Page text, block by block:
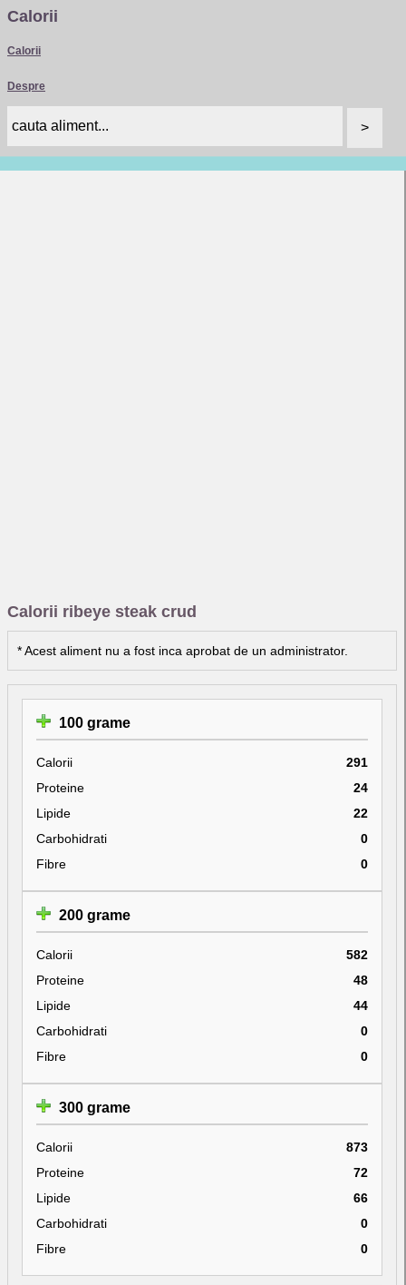
Calorii
Calorii
Despre
Calorii ribeye steak crud
* Acest aliment nu a fost inca aprobat de un administrator.
100 grame
Calorii
291
Proteine
24
Lipide
22
Carbohidrati
0
Fibre
0
200 grame
Calorii
582
Proteine
48
Lipide
44
Carbohidrati
0
Fibre
0
300 grame
Calorii
873
Proteine
72
Lipide
66
Carbohidrati
0
Fibre
0